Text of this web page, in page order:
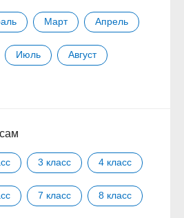
Март Апрель
Июль Август
3 класс 4 класс
7 класс 8 класс